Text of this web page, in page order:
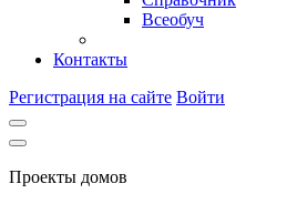
Всеобуч
Контакты
Регистрация на сайте Войти
Проекты домов